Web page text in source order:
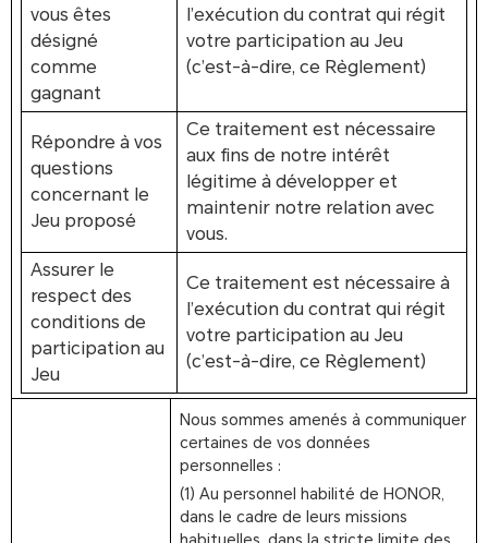
vous êtes
désigné
comme
gagnant
l’exécution du contrat qui régit
votre participation au Jeu
(c’est-à-dire, ce Règlement)
Répondre à vos
questions
concernant le
Jeu proposé
Ce traitement est nécessaire
aux fins de notre intérêt
légitime à développer et
maintenir notre relation avec
vous.
Assurer le
respect des
conditions de
participation au
Jeu
Ce traitement est nécessaire à
l’exécution du contrat qui régit
votre participation au Jeu
(c’est-à-dire, ce Règlement)
Nous sommes amenés à communiquer
certaines de vos données
personnelles :
(1) Au personnel habilité de HONOR,
dans le cadre de leurs missions